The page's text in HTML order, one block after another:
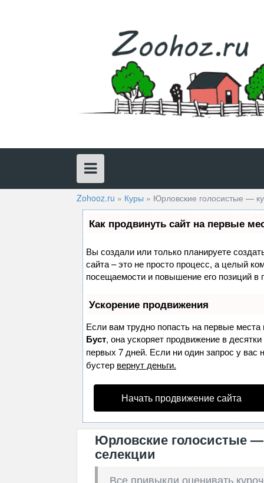
Zohooz.ru » Куры » Юрловские голосистые —
Как продвинуть сайт на первые
Вы создали или только планируете
сайта – это не просто процесс, а целый
посещаемости и повышение его позиций в
Ускорение продвижения
Если вам трудно попасть на первые
Буст, она ускоряет продвижение в
первых 7 дней. Если ни один запрос у вас
бустер вернут деньги.
Начать продвижение сайта
Юрловские голосистые
селекции
Все привыкли оценивать